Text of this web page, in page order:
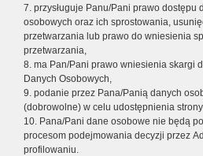
7. przysługuje Panu/Pani prawo dostępu
osobowych oraz ich sprostowania,
przetwarzania lub prawo do wniesienia
przetwarzania,
8. ma Pan/Pani prawo wniesienia skargi
Danych Osobowych,
9. podanie przez Pana/Panią danych
(dobrowolne) w celu udostępnienia
10. Pana/Pani dane osobowe nie będą
procesom podejmowania decyzji przez
profilowaniu.